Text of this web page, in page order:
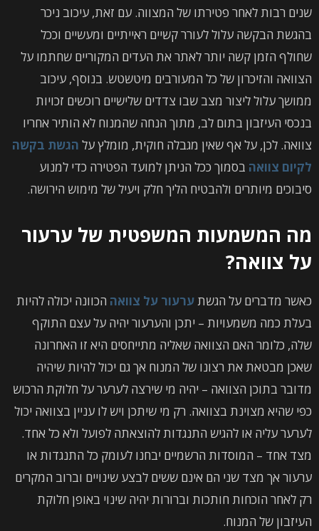
שנים רבות לאחר פטירתו של המצווה. עם זאת, עיכוב ניכר
בהגשת הבקשה עלול לעורר קשיים ראייתיים ומעשיים וככל
שחולף הזמן קשה יותר לאתר את העדים המקוריים שחתמו על
הצוואה והזיכרון של כל המעורבים מיטשטש. בנוסף, עיכוב
ממושך עלול ליצור מצב שבו צדדים שלישיים רוכשים זכויות
בנכסי העיזבון בתום לב, מתוך הנחה שהמנוח לא הותיר אחריו
צוואה. לכן, על אף שאין מגבלה חוקית, מומלץ על הגשת בקשה
לקיום צוואה בסמוך ככל הניתן למועד הפטירה כדי למנוע
סיבוכים מיותרים ולהבטיח הליך חלק ויעיל של מימוש הירושה.
מה המשמעות המשפטית של ערעור
על צוואה?
כאשר מדברים על הגשתערעור על צוואה הכוונה יכולה להיות
בעלת כמה משמעויות – יתכן והערעור יהיה על עצם התוקף
שלה, כלומר האם הצוואה שאליה מתייחסים היא זו האחרונה
שאכן מבטאת את רצונו של המנוח אך גם יכול להיות שיהיה
מדובר בתוכן הצוואה – יהיה מי שירצה לערער על חלוקת הרכוש
כפי שהיא מצוינת בצוואה. רק מי שיתכן ויש לו עניין בצוואה יכול
לערער עליה או להגיש התנגדות להוצאתה לפועל ולא כל אחד.
מצד אחד – המוסדות הרשמיים יבחנו לעומק כל התנגדות או
ערעור אך מצד שני הם אינם ששים לבצע שינויים וברוב המקרים
רק לאחר הוכחות חותכות וברורות יהיה שינוי באופן חלוקת
העיזבון של המנוח.